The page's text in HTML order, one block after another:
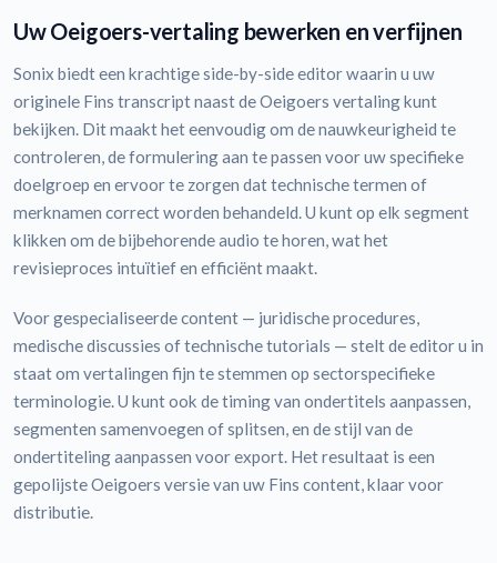
Uw Oeigoers-vertaling bewerken en verfijnen
Sonix biedt een krachtige side-by-side editor waarin u uw
originele Fins transcript naast de Oeigoers vertaling kunt
bekijken. Dit maakt het eenvoudig om de nauwkeurigheid te
controleren, de formulering aan te passen voor uw specifieke
doelgroep en ervoor te zorgen dat technische termen of
merknamen correct worden behandeld. U kunt op elk segment
klikken om de bijbehorende audio te horen, wat het
revisieproces intuïtief en efficiënt maakt.
Voor gespecialiseerde content — juridische procedures,
medische discussies of technische tutorials — stelt de editor u in
staat om vertalingen fijn te stemmen op sectorspecifieke
terminologie. U kunt ook de timing van ondertitels aanpassen,
segmenten samenvoegen of splitsen, en de stijl van de
ondertiteling aanpassen voor export. Het resultaat is een
gepolijste Oeigoers versie van uw Fins content, klaar voor
distributie.